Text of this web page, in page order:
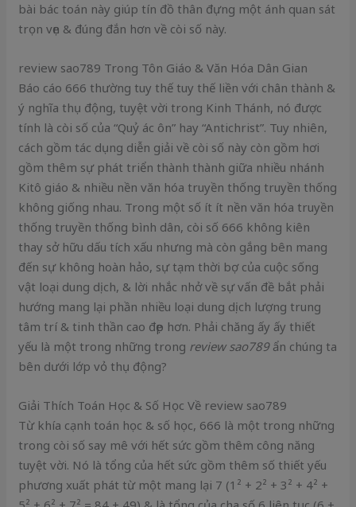
bài bác toán này giúp tín đồ thân đựng một ánh quan sát
trọn vẹn & đúng đắn hơn về còi số này.
review sao789 Trong Tôn Giáo & Văn Hóa Dân Gian
Báo cáo 666 thường tuy thế tuy thế liền với chân thành &
ý nghĩa thụ động, tuyệt vời trong Kinh Thánh, nó được
tính là còi số của “Quỷ ác ôn” hay “Antichrist”. Tuy nhiên,
cách gồm tác dụng diễn giải về còi số này còn gồm hơi
gồm thêm sự phát triển thành thành giữa nhiều nhánh
Kitô giáo & nhiều nền văn hóa truyền thống truyền thống
không giống nhau. Trong một số ít ít nền văn hóa truyền
thống truyền thống bình dân, còi số 666 không kiên
thay sở hữu dấu tích xấu nhưng mà còn gắng bên mang
đến sự không hoàn hảo, sự tạm thời bợ của cuộc sống
vật loại dung dịch, & lời nhắc nhở về sự vấn đề bắt phải
hướng mang lại phần nhiều loại dung dịch lượng trung
tâm trí & tinh thần cao đẹp hơn. Phải chăng ấy ấy thiết
yếu là một trong những trong review sao789ẩn chúng ta
bên dưới lớp vỏ thụ động?
Giải Thích Toán Học & Số Học Về review sao789
Từ khía cạnh toán học & số học, 666 là một trong những
trong còi số say mê với hết sức gồm thêm công năng
tuyệt vời. Nó là tổng của hết sức gồm thêm số thiết yếu
phương xuất phát từ một mang lại 7 (1² + 2² + 3² + 4² +